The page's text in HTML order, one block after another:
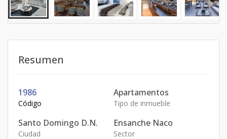
Resumen
1986
Código
Apartamentos
Tipo de inmueble
Santo Domingo D.N.
Ciudad
Ensanche Naco
Sector